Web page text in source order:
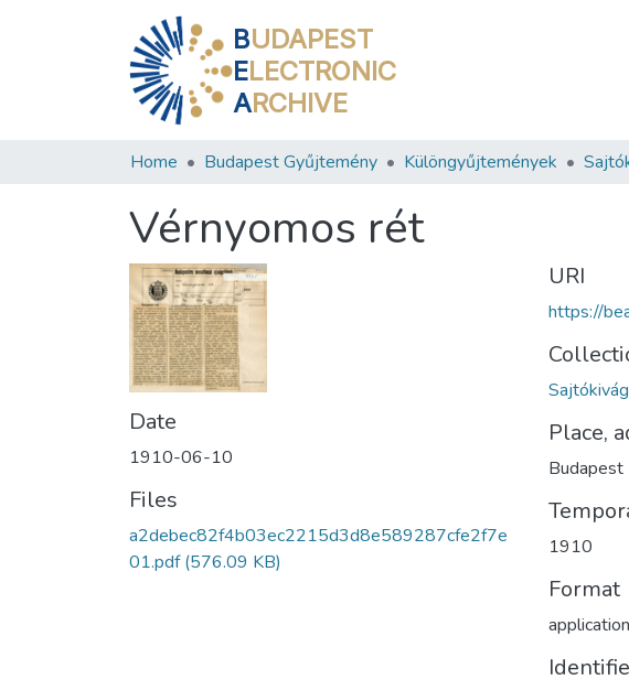
BUDAPEST
ELECTRONIC
ARCHIVE
Home Budapest Gyűjtemény Különgyűjtemények
Vérnyomos rét
Date
1910-06-10
Files
a2debec82f4b03ec2215d3d8e589287cfe2f7e
01.pdf(576.09 KB)
URI
https://
Place,
Budapest
1910
Format